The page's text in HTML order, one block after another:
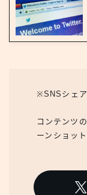
※SNSシェ
コンテンツ
ーンショッ